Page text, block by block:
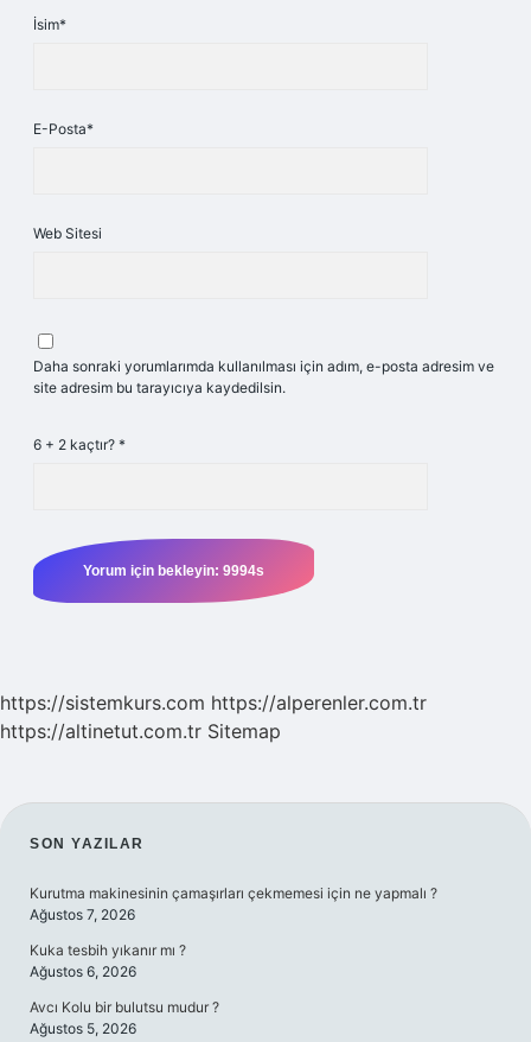
İsim*
E-Posta*
Web Sitesi
Daha sonraki yorumlarımda kullanılması için adım, e-posta adresim ve
site adresim bu tarayıcıya kaydedilsin.
6 + 2 kaçtır? *
https://sistemkurs.com https://alperenler.com.tr
https://altinetut.com.tr Sitemap
SIDEBAR
SON YAZILAR
Kurutma makinesinin çamaşırları çekmemesi için ne yapmalı ?
Ağustos 7, 2026
Kuka tesbih yıkanır mı ?
Ağustos 6, 2026
Avcı Kolu bir bulutsu mudur ?
Ağustos 5, 2026